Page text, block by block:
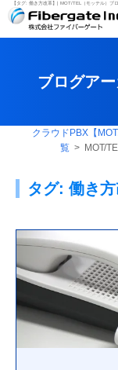
【タグ: 働き方改革】| MOT/TEL（モッテル）ブ
ブログア
クラウドPBX【
覧> MOT/
タグ: 働き